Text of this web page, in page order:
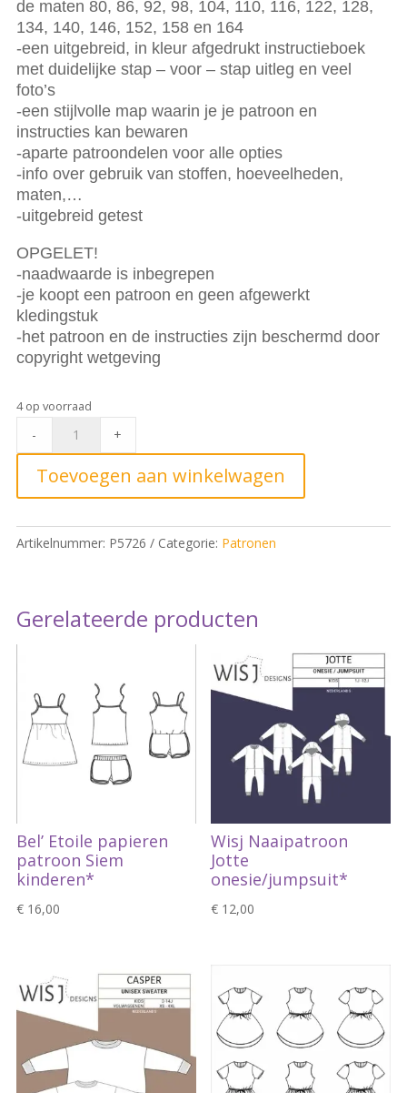
de maten 80, 86, 92, 98, 104, 110, 116, 122, 128,
134, 140, 146, 152, 158 en 164
-een uitgebreid, in kleur afgedrukt instructieboek
met duidelijke stap – voor – stap uitleg en veel
foto’s
-een stijlvolle map waarin je je patroon en
instructies kan bewaren
-aparte patroondelen voor alle opties
-info over gebruik van stoffen, hoeveelheden,
maten,…
-uitgebreid getest
OPGELET!
-naadwaarde is inbegrepen
-je koopt een patroon en geen afgewerkt
kledingstuk
-het patroon en de instructies zijn beschermd door
copyright wetgeving
4 op voorraad
Patroon
en
dames
- +
Toevoegen aan winkelwagen
Artikelnummer: P5726 Categorie: Patronen
Gerelateerde producten
Bel’ Etoile papieren
patroon Siem
kinderen*
€16,00
Wisj Naaipatroon
Jotte
onesie/jumpsuit*
€ 12,00